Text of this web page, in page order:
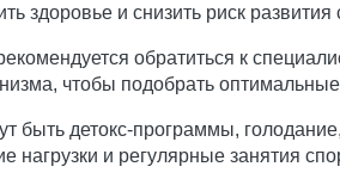
здоровье и снизить риск
обратиться к
чтобы подобрать
быть детокс-программы,
нагрузки и регулярные занятия